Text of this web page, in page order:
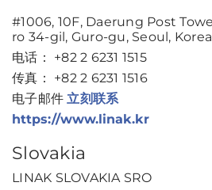
#1006, 10F, Daerung Post
ro 34-gil, Guro-gu, Seoul,
电话： +82 2 6231 1515
传真： +82 2 6231 1516
电子邮件立刻联系
https://www.linak.kr
Slovakia
LINAK SLOVAKIA SRO